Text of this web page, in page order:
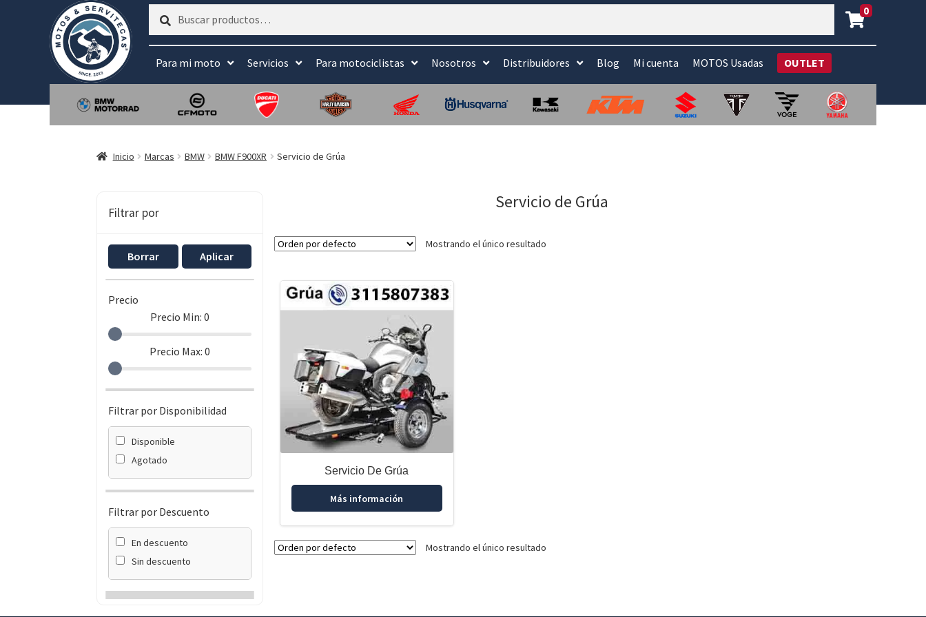
Buscar
Buscar 0
Para mi moto Servicios Para motociclistas Nosotros Distribuidores Blog Mi cuenta MOTOS Usadas OUTLET
Inicio Marcas BMW BMW F900XR Servicio de Grúa
Filtrar por
Borrar Aplicar
Precio
Precio Min:0
Precio Max:0
Filtrar por Disponibilidad
Disponible
Agotado
Filtrar por Descuento
En descuento
Sin descuento
Servicio de Grúa
Mostrando el único resultado
Servicio De Grúa
Más información
Mostrando el único resultado